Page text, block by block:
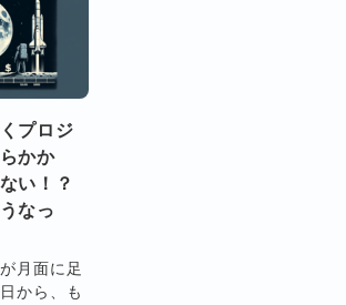
プロジ
かか
い！？
なっ
月面に足
から、も